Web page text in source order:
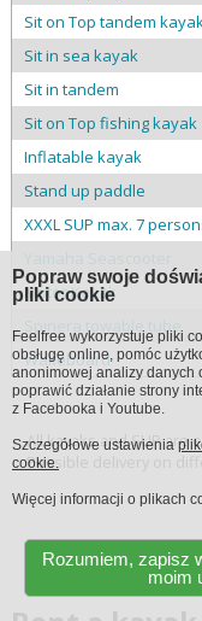
Sit on Top tandem
Sit in sea kayak
Sit in tandem
Sit on Top fishing kayak
Inflatable kayak
Stand up paddle
XXXL SUP max. 7
Motor Kayak
Spinera towable tube
Wakeboard
All kayaks and SUP are
Possible delivery on
Popraw swoje
pliki cookie
Feelfree wykorzystuje pliki
obsługę online, pomóc
anonimowej analizy danych
poprawić działanie strony
z Facebooka i Youtube.
Szczegółowe ustawienia
cookie.
Więcej informacji o plikach
Rozumiem, zapisz
moim